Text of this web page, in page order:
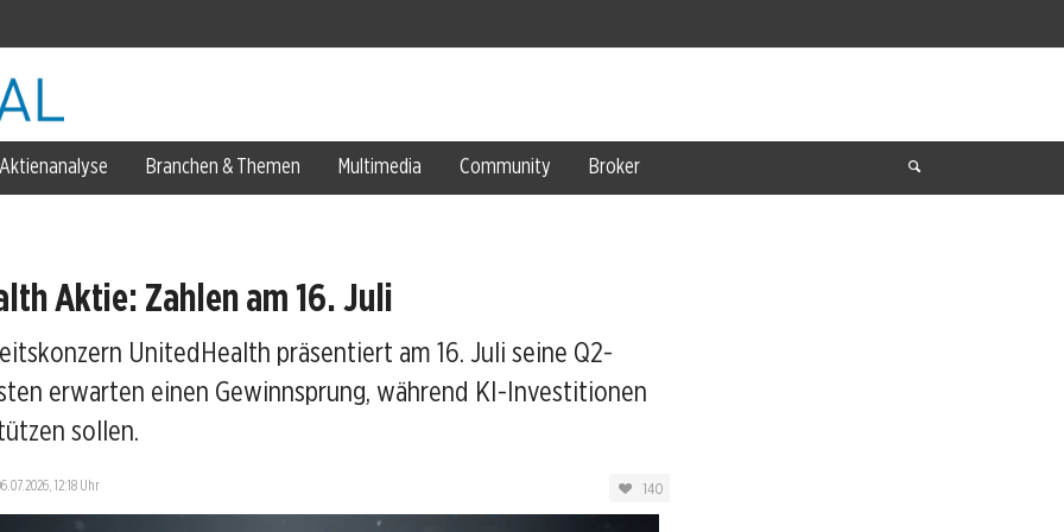
Aktienanalyse Branchen & Themen Multimedia Community Broker
Aktie: Zahlen am 16. Juli
UnitedHealth präsentiert am 16. Juli seine Q2-
erwarten einen Gewinnsprung, während KI-Investitionen
sollen.
12:18 Uhr 140